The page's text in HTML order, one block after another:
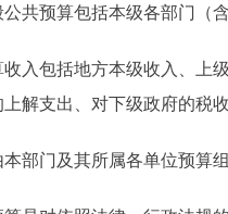
预算包括本级各部门（含
包括地方本级收入、上级
解支出、对下级政府的税
门及其所属各单位预算